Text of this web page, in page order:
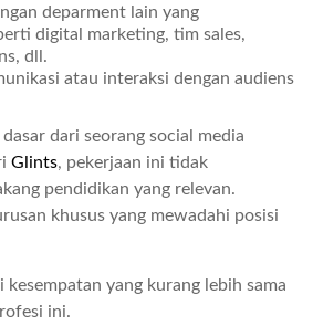
deparment lain yang
digital marketing, tim sales,
dll.
atau interaksi dengan audiens
dari seorang social media
Glints, pekerjaan ini tidak
pendidikan yang relevan.
khusus yang mewadahi posisi
yang kurang lebih sama
ini.